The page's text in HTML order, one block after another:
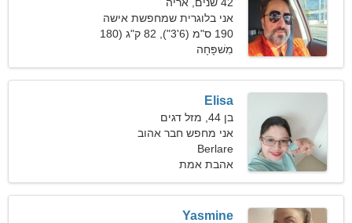
אני בלוגרית שמחפשת אישה
שנונה
190 ס"מ (6'3"), 82 ק"ג (180
פאונד)
מִשׁפָּחָה
Elisa
בן 44, מזל דגים
אני מחפש חבר אהוב
למשפחה
Berlare
אהבת אמת
Yasmine